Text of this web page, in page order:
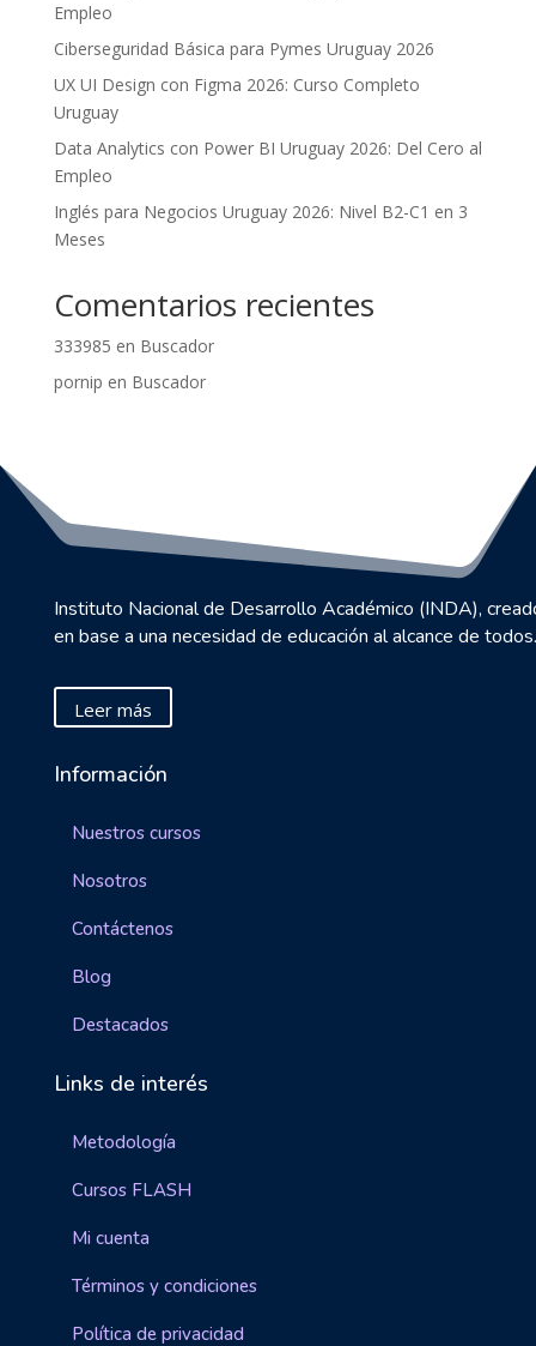
Empleo
Ciberseguridad Básica para Pymes Uruguay 2026
UX UI Design con Figma 2026: Curso Completo
Uruguay
Data Analytics con Power BI Uruguay 2026: Del Cero al
Empleo
Inglés para Negocios Uruguay 2026: Nivel B2-C1 en 3
Meses
Comentarios recientes
333985 en Buscador
pornip en Buscador
Instituto Nacional de Desarrollo Académico (INDA),
en base a una necesidad de educación al alcance de todos.
Leer más
Información
Nuestros cursos
Nosotros
Contáctenos
Blog
Destacados
Links de interés
Metodología
Cursos FLASH
Mi cuenta
Términos y condiciones
Política de privacidad